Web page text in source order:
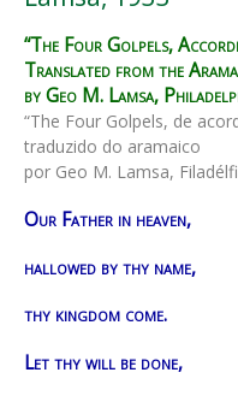
“The Four Golpels,
Translated from the
by Geo M. Lamsa,
“The Four Golpels, de
traduzido do aramaico
por Geo M. Lamsa,
Our Father in heaven,
hallowed by thy name,
thy kingdom come.
Let thy will be done,